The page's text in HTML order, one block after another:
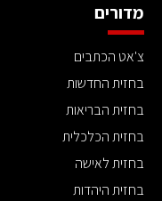
מדורים
צ'אט הכתבים
בחזית החדשות
בחזית הבריאות
בחזית הכלכלית
בחזית לאישה
בחזית היהדות